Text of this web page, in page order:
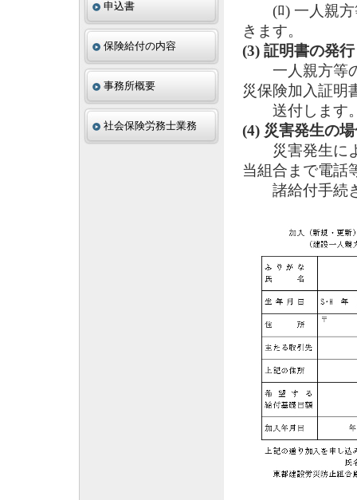
申込書
保険給付の内容
事務所概要
社会保険労務士業務
(ﾛ) 一人親方
きます。
(3) 証明書の発行
一人親方等の
災保険加入証明
送付します
(4) 災害発生の
災害発生によ
当組合まで電話
諸給付手続